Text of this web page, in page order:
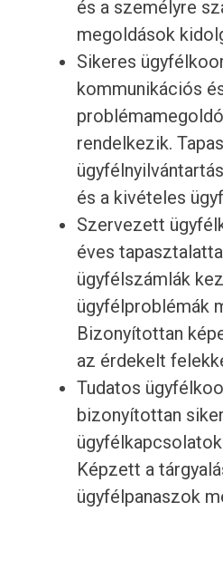
és a személyre
megoldások
Sikeres
kommunikációs
rendelkezik.
és a kivételes
Szervezett
éves
ügyfélszámlák
ügyfélproblémák
Bizonyítottan
az érdekelt
Tudatos
bizonyítottan
Képzett a
ügyfélpanaszok